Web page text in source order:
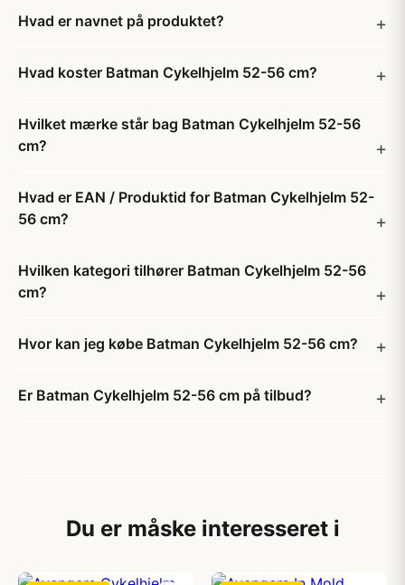
Hvad er navnet på produktet?
Hvad koster Batman Cykelhjelm 52-56 cm?
Hvilket mærke står bag Batman Cykelhjelm 52-56
cm?
Hvad er EAN / Produktid for Batman Cykelhjelm 52-
56 cm?
Hvilken kategori tilhører Batman Cykelhjelm 52-56
cm?
Hvor kan jeg købe Batman Cykelhjelm 52-56 cm?
Er Batman Cykelhjelm 52-56 cm på tilbud?
Du er måske interesseret i